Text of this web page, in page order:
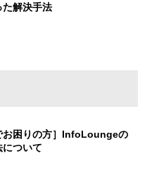
た解決手法
お困りの方］InfoLoungeの
について